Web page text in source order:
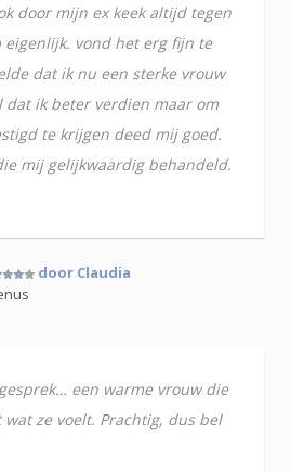
door mijn ex keek altijd tegen
eigenlijk. vond het erg fijn te
dat ik nu een sterke vrouw
dat ik beter verdien maar om
te krijgen deed mij goed.
mij gelijkwaardig behandeld.
door Claudia
een warme vrouw die
ze voelt. Prachtig, dus bel